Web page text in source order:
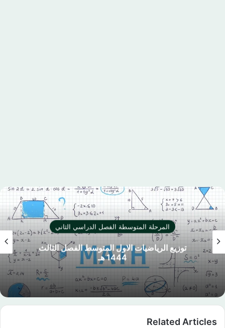
الدراسي الثاني
الفصل الثالث
المرحلة المتوسطة
اختبار نهائي المهارات
الفصل الثاني
Related Articles